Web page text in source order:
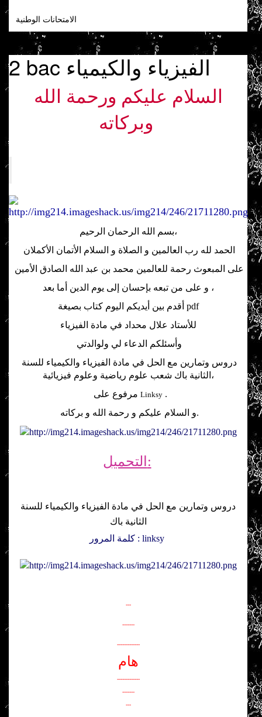
الامتحانات الوطنية
2 bac الفيزياء والكيمياء
السلام عليكم ورحمة الله
بسم الله الرحمان الرحيم،
الحمد لله رب العالمين و الصلاة و السلام الأتمان الأكملان
على المبعوث رحمة للعالمين محمد بن عبد الله الصادق الأمين
و على من تبعه بإحسان إلى يوم الدين أما بعد ،
pdf
للأستاد علال محداد في مادة الفيزياء
وأسئلكم الدعاء لي ولوالدتي
الثانية باك شعب علوم رياضية وعلوم فيزيائية،
Linksy .
و السلام عليكم و رحمة الله و بركاته.
التحميل:
دروس وتمارين مع الحل في مادة الفيزياء والكيمياء للسنة
الثانية باك
كلمة المرور : linksy
---
-------
-------------
هام
-------------
-------
---